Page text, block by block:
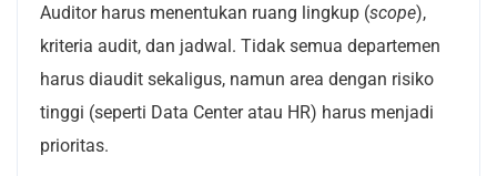
Auditor harus menentukan ruang lingkup (scope),
kriteria audit, dan jadwal. Tidak semua departemen
harus diaudit sekaligus, namun area dengan risiko
tinggi (seperti Data Center atau HR) harus menjadi
prioritas.